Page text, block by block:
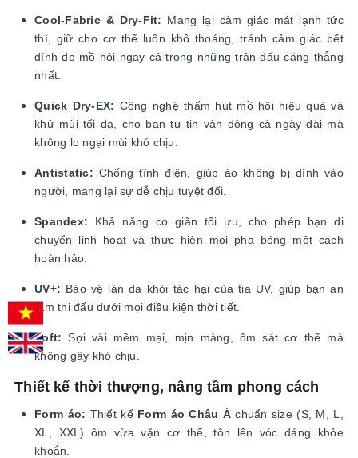
Cool-Fabric & Dry-Fit: Mang lại cảm giác mát lạnh tức
thì, giữ cho cơ thể luôn khô thoáng, tránh cảm giác bết
dính do mồ hôi ngay cả trong những trận đấu căng thẳng
nhất.
Quick Dry-EX: Công nghệ thấm hút mồ hôi hiệu quả và
khử mùi tối đa, cho bạn tự tin vận động cả ngày dài mà
không lo ngại mùi khó chịu.
Antistatic: Chống tĩnh điện, giúp áo không bị dính vào
người, mang lại sự dễ chịu tuyệt đối.
Spandex: Khả năng co giãn tối ưu, cho phép bạn di
chuyển linh hoạt và thực hiện mọi pha bóng một cách
hoàn hảo.
UV+: Bảo vệ làn da khỏi tác hại của tia UV, giúp bạn an
tâm thi đấu dưới mọi điều kiện thời tiết.
Soft: Sợi vải mềm mại, mịn màng, ôm sát cơ thể mà
không gây khó chịu.
Thiết kế thời thượng, nâng tầm phong cách
Form áo: Thiết kế Form áo Châu Á chuẩn size (S, M, L,
XL, XXL) ôm vừa vặn cơ thể, tôn lên vóc dáng khỏe
khoắn.